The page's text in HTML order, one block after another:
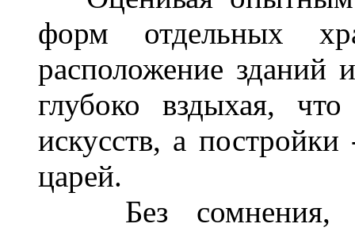
форм отдельных
расположение зданий
глубоко вздыхая,
искусств, а постройки
царей.
Без сомнения,